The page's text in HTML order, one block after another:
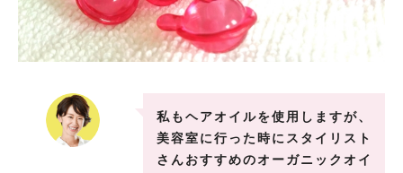
私もヘアオイルを使用しますが、
美容室に行った時にスタイリスト
さんおすすめのオーガニックオイ